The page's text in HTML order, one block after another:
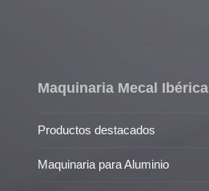
Maquinaria Mecal Ibérica
Productos destacados
Maquinaria para Aluminio